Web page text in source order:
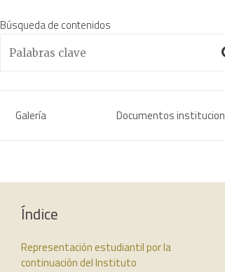
Búsqueda de contenidos
Galería Documentos
Índice
Representación estudiantil por la
continuación del Instituto